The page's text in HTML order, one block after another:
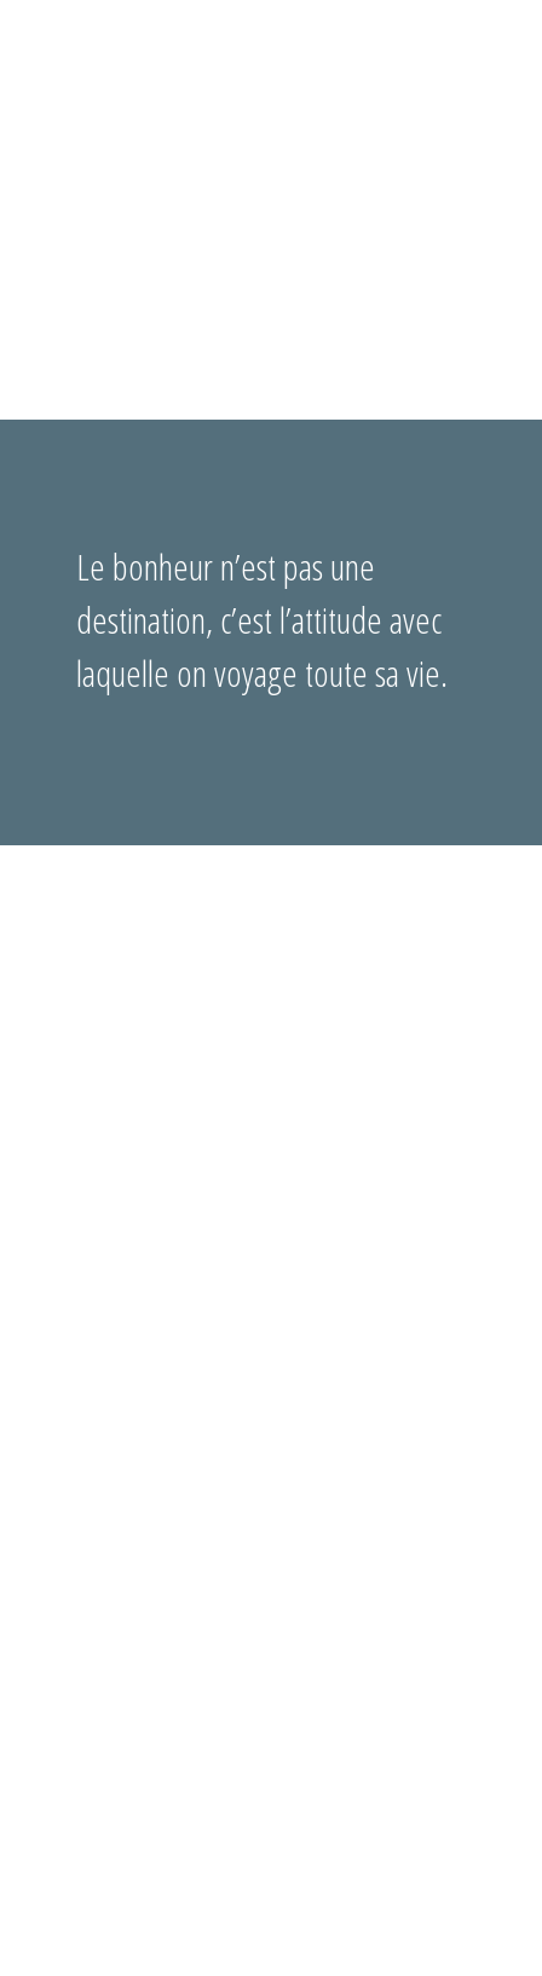
Le bonheur n’est pas une
destination, c’est l’attitude avec
laquelle on voyage toute sa vie.